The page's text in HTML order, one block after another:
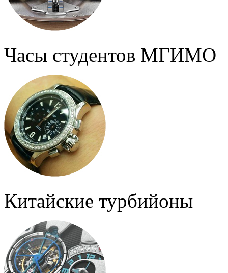
Часы студентов МГИМО
Китайские турбийоны